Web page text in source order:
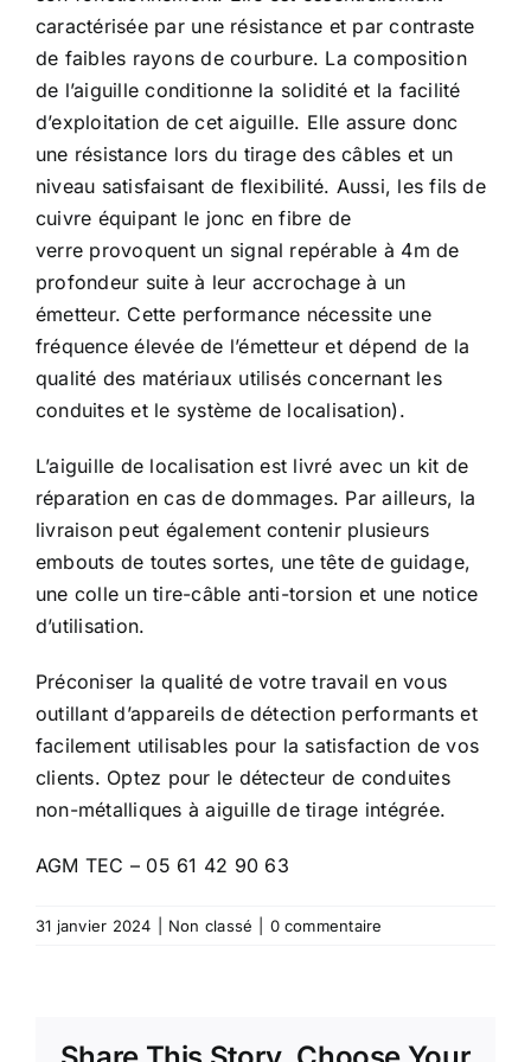
caractérisée par une résistance et par contraste
de faibles rayons de courbure. La composition
de l’aiguille conditionne la solidité et la facilité
d’exploitation de cet aiguille. Elle assure donc
une résistance lors du tirage des câbles et un
niveau satisfaisant de flexibilité. Aussi, les fils de
cuivre équipant le jonc en fibre de
verre provoquent un signal repérable à 4m de
profondeur suite à leur accrochage à un
émetteur. Cette performance nécessite une
fréquence élevée de l’émetteur et dépend de la
qualité des matériaux utilisés concernant les
conduites et le système de localisation).
L’aiguille de localisation est livré avec un kit de
réparation en cas de dommages. Par ailleurs, la
livraison peut également contenir plusieurs
embouts de toutes sortes, une tête de guidage,
une colle un tire-câble anti-torsion et une notice
d’utilisation.
Préconiser la qualité de votre travail en vous
outillant d’appareils de détection performants et
facilement utilisables pour la satisfaction de vos
clients. Optez pour le détecteur de conduites
non-métalliques à aiguille de tirage intégrée.
AGM TEC – 05 61 42 90 63
31 janvier 2024 Non classé 0 commentaire